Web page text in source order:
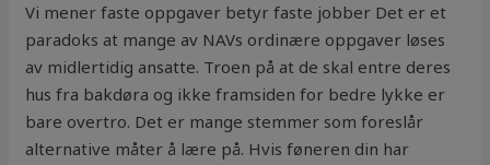
Vi mener faste oppgaver betyr faste jobber Det er et
paradoks at mange av NAVs ordinære oppgaver løses
av midlertidig ansatte. Troen på at de skal entre deres
hus fra bakdøra og ikke framsiden for bedre lykke er
bare overtro. Det er mange stemmer som foreslår
alternative måter å lære på. Hvis føneren din har